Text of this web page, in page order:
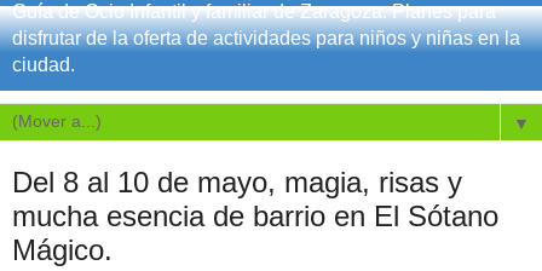
Guía de Ocio Infantil y familiar de Zaragoza. Planes para
disfrutar de la oferta de actividades para niños y niñas en la
ciudad.
▼
Del 8 al 10 de mayo, magia, risas y
mucha esencia de barrio en El Sótano
Mágico.